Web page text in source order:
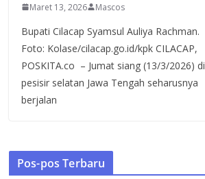
Maret 13, 2026 Mascos
Bupati Cilacap Syamsul Auliya Rachman.
Foto: Kolase/cilacap.go.id/kpk CILACAP,
POSKITA.co – Jumat siang (13/3/2026) di
pesisir selatan Jawa Tengah seharusnya
berjalan
Pos-pos Terbaru